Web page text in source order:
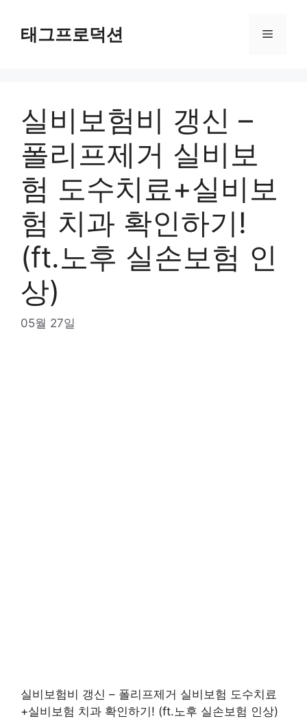
content태그프로덕션 Menu
실비보험비 갱신 –
폴리프제거 실비보
험 도수치료+실비보
험 치과 확인하기!
(ft.노후 실손보험 인
상)
05월 27일
실비보험비 갱신 – 폴리프제거 실비보험 도수치료
+실비보험 치과 확인하기! (ft.노후 실손보험 인상)